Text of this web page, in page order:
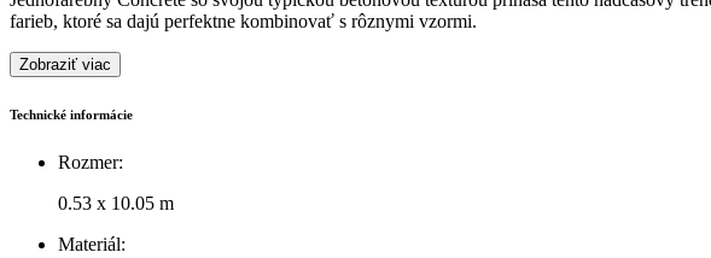
farieb, ktoré sa dajú perfektne kombinovať s rôznymi vzormi.
Zobraziť viac
Technické informácie
Rozmer:
0.53 x 10.05 m
Materiál: